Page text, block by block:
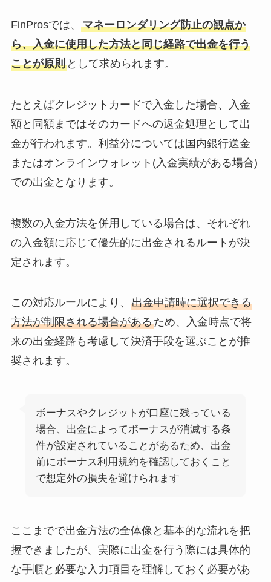
FinProsでは、 マネーロンダリング防止の観点か
ら、入金に使用した方法と同じ経路で出金を行う
ことが原則として求められます。
たとえばクレジットカードで入金した場合、入金
額と同額まではそのカードへの返金処理として出
金が行われます。利益分については国内銀行送金
またはオンラインウォレット(入金実績がある場合)
での出金となります。
複数の入金方法を併用している場合は、それぞれ
の入金額に応じて優先的に出金されるルートが決
定されます。
この対応ルールにより、 出金申請時に選択できる
方法が制限される場合があるため、入金時点で将
来の出金経路も考慮して決済手段を選ぶことが推
奨されます。
ボーナスやクレジットが口座に残っている
場合、出金によってボーナスが消滅する条
件が設定されていることがあるため、出金
前にボーナス利用規約を確認しておくこと
で想定外の損失を避けられます
ここまでで出金方法の全体像と基本的な流れを把
握できましたが、実際に出金を行う際には具体的
な手順と必要な入力項目を理解しておく必要があ